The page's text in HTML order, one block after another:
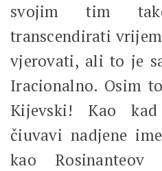
svojim tim
transcendirati
vjerovati, ali to je
Iracionalno. Osim
Kijevski! Kao
čiuvavi nadjene
kao Rosinanteov